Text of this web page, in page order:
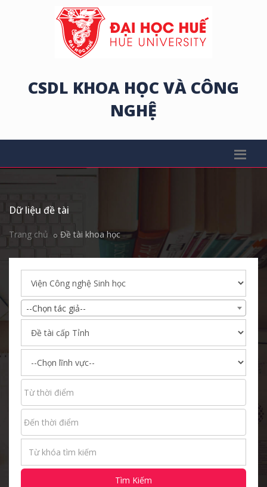
CSDL KHOA HỌC VÀ CÔNG
NGHỆ
Dữ liệu đề tài
Trang chủ Đề tài khoa học
--Chọn tác giả--
Tìm Kiếm